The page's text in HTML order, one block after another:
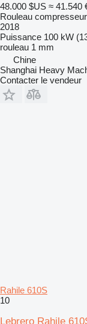
48.000 $US ≈ 41.540
Rouleau compresseur
2018
Puissance 100 kW
rouleau 1 mm
Chine
Shanghai Heavy
Contacter le vendeur
Rahile 610S
10
Lebrero Rahile